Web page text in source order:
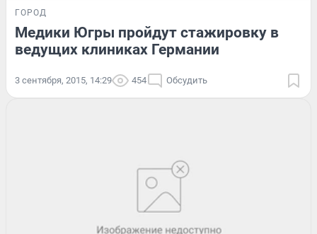
ГОРОД
Медики Югры пройдут стажировку в
ведущих клиниках Германии
3 сентября, 2015, 14:29 454 Обсудить